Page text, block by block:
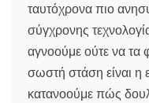
ταυτόχρονα πιο
σύγχρονης
αγνοούμε ούτε να τα
σωστή στάση είναι
κατανοούμε πώς